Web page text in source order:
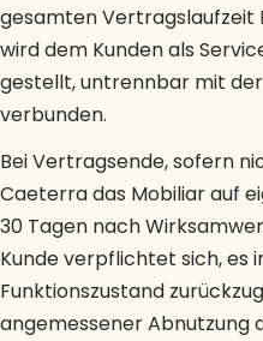
gesamten Vertragslaufzeit
wird dem Kunden als
gestellt, untrennbar mit
verbunden.
Bei Vertragsende, sofern
Caeterra das Mobiliar auf
30 Tagen nach
Kunde verpflichtet sich, es
Funktionszustand
angemessener Abnutzung